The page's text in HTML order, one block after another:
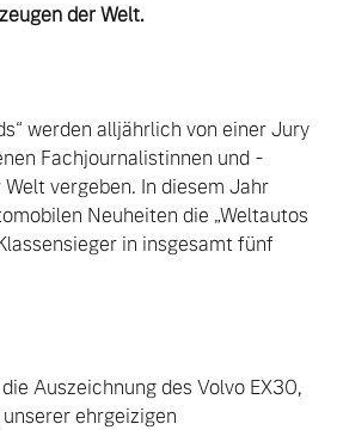
der Welt.
werden alljährlich von einer Jury
Fachjournalistinnen und -
vergeben. In diesem Jahr
Neuheiten die „Weltautos
in insgesamt fünf
Auszeichnung des Volvo EX30,
ehrgeizigen